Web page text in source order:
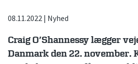
08.11.2022 | Nyhed
Craig O’Shannessy lægger
Danmark den 22. november.